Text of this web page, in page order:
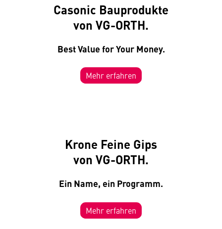
Casonic Bauprodukte
von VG-ORTH.
Best Value for Your Money.
Mehr erfahren
Krone Feine Gips
von VG-ORTH.
Ein Name, ein Programm.
Mehr erfahren